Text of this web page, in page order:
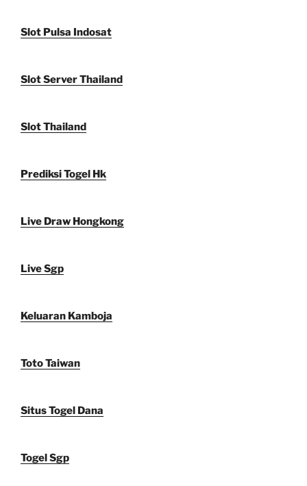
Slot Pulsa Indosat
Slot Server Thailand
Slot Thailand
Prediksi Togel Hk
Live Draw Hongkong
Live Sgp
Keluaran Kamboja
Toto Taiwan
Situs Togel Dana
Togel Sgp